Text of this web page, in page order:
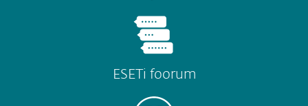
ESETi foorum